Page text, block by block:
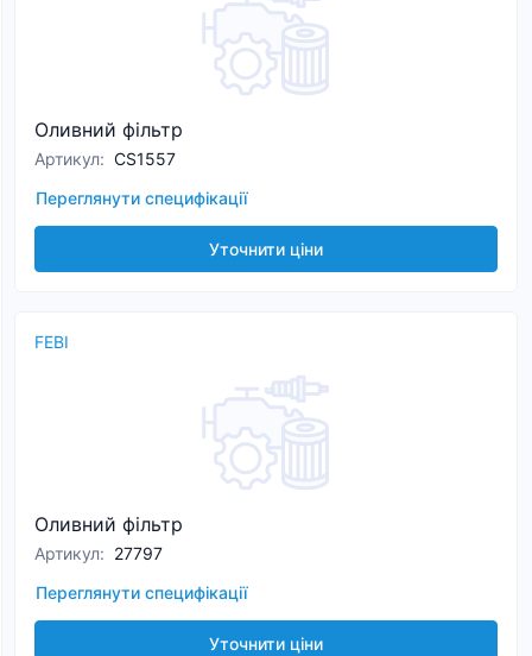
Оливний фільтр
Артикул: CS1557
Переглянути специфікації
Уточнити ціни
FEBI
Оливний фільтр
Артикул: 27797
Переглянути специфікації
Уточнити ціни